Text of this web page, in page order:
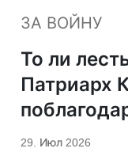
ЗА ВОЙНУ
То ли
Патриарх
защиту
29. Июл 2026